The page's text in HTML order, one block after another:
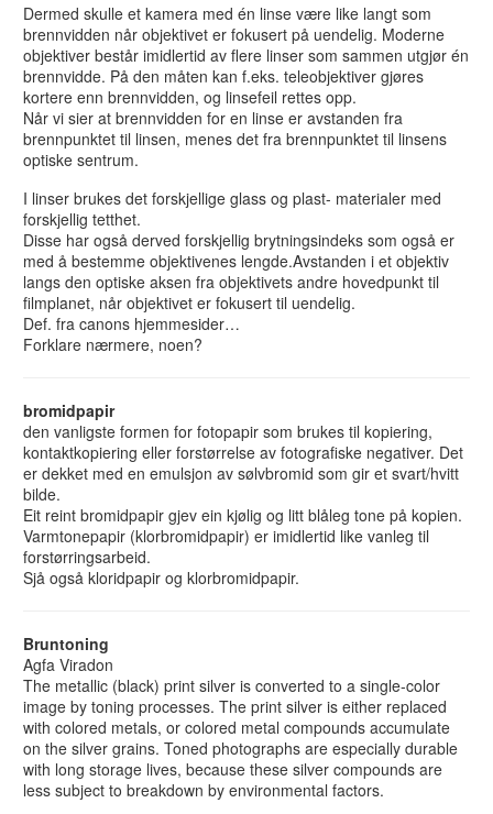
Dermed skulle et kamera med én linse være like langt som
brennvidden når objektivet er fokusert på uendelig. Moderne
objektiver består imidlertid av flere linser som sammen utgjør én
brennvidde. På den måten kan f.eks. teleobjektiver gjøres
kortere enn brennvidden, og linsefeil rettes opp.
Når vi sier at brennvidden for en linse er avstanden fra
brennpunktet til linsen, menes det fra brennpunktet til linsens
optiske sentrum.
I linser brukes det forskjellige glass og plast- materialer med
forskjellig tetthet.
Disse har også derved forskjellig brytningsindeks som også er
med å bestemme objektivenes lengde.Avstanden i et objektiv
langs den optiske aksen fra objektivets andre hovedpunkt til
filmplanet, når objektivet er fokusert til uendelig.
Def. fra canons hjemmesider…
Forklare nærmere, noen?
bromidpapir
den vanligste formen for fotopapir som brukes til kopiering,
kontaktkopiering eller forstørrelse av fotografiske negativer. Det
er dekket med en emulsjon av sølvbromid som gir et svart/hvitt
bilde.
Eit reint bromidpapir gjev ein kjølig og litt blåleg tone på kopien.
Varmtonepapir (klorbromidpapir) er imidlertid like vanleg til
forstørringsarbeid.
Sjå også kloridpapir og klorbromidpapir.
Bruntoning
Agfa Viradon
The metallic (black) print silver is converted to a single-color
image by toning processes. The print silver is either replaced
with colored metals, or colored metal compounds accumulate
on the silver grains. Toned photographs are especially durable
with long storage lives, because these silver compounds are
less subject to breakdown by environmental factors.